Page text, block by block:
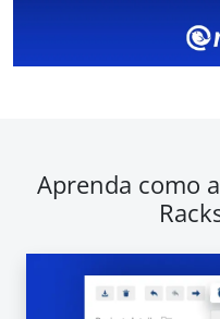
Aprenda como